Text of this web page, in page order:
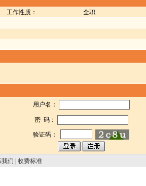
工作性质：
全职
用户名：
密 码：
验证码：
我们 收费标准